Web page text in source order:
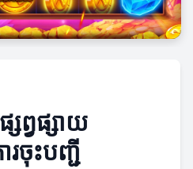
សព្វផ្សាយ
រចុះបញ្ជី